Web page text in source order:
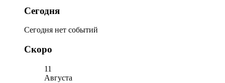
Сегодня
Сегодня нет событий
Скоро
11
Августа